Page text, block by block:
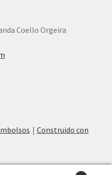
Coello Orgeira
Construido con